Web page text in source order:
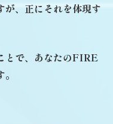
、 正にそれを体現す
で、 あなたのFIRE